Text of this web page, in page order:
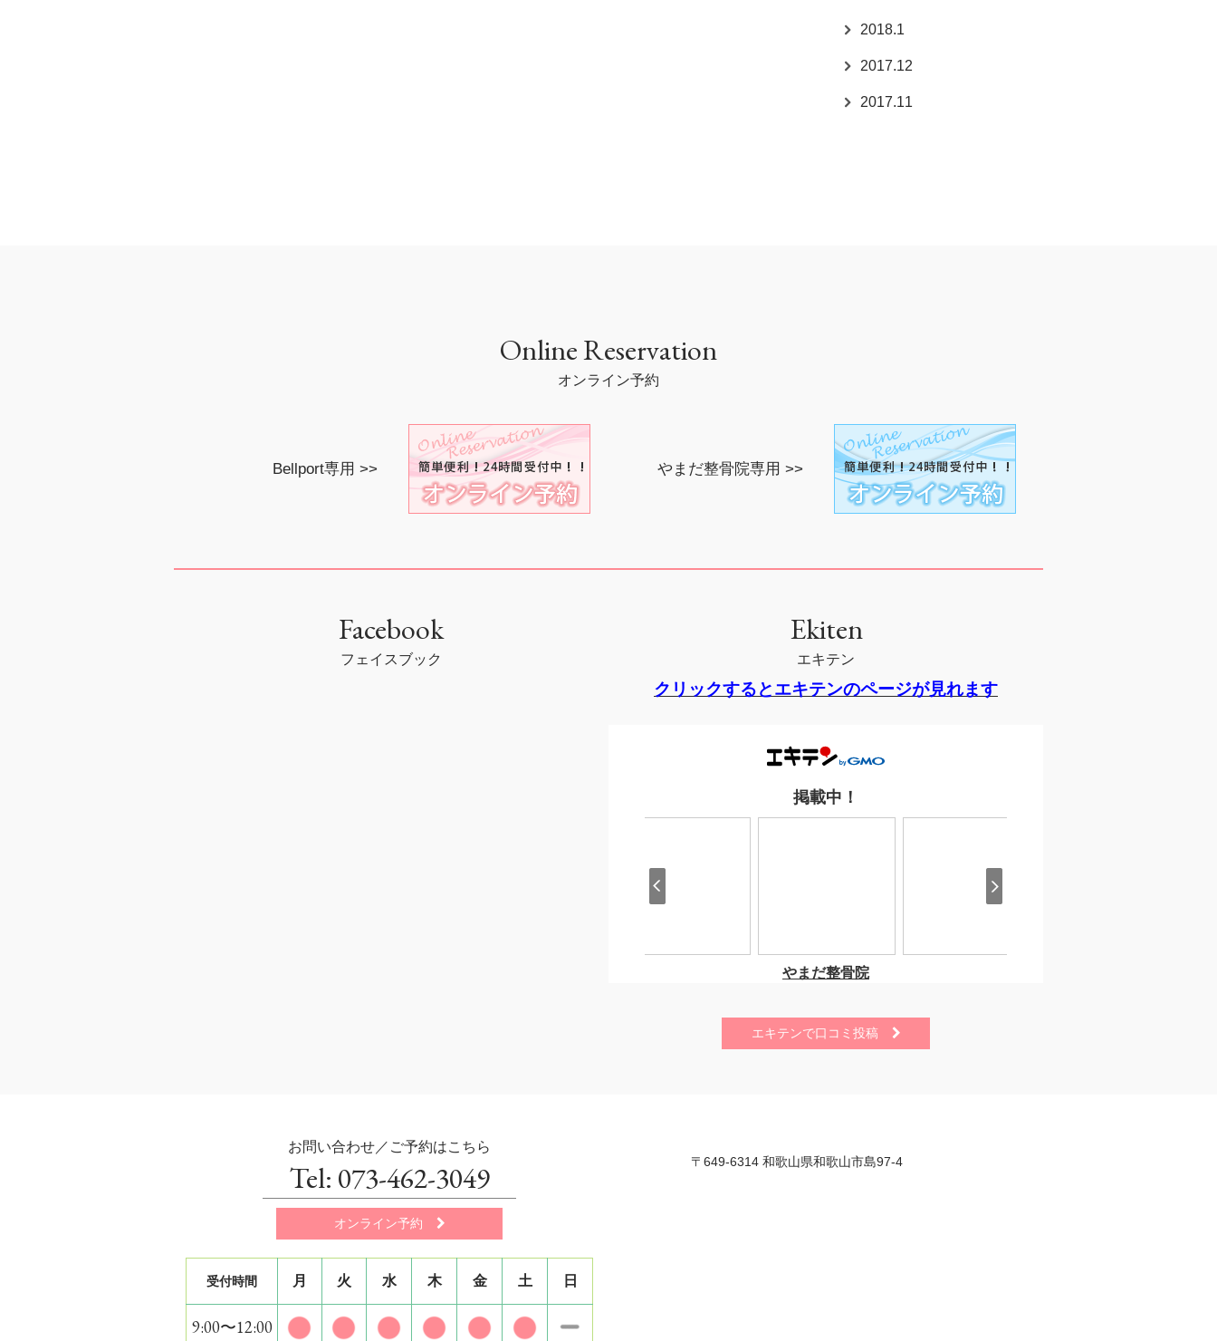
2018.1
2017.12
2017.11
Online Reservation
オンライン予約
Bellport専用 >> やまだ整骨院専用 >>
Facebook
フェイスブック
Ekiten
エキテン
クリックするとエキテンのページが見れます
エキテンで口コミ投稿 
お問い合わせ／ご予約はこちら
Tel: 073-462-3049
オンライン予約 
受付時間 月 火 水 木 金 土 日
9:00〜12:00
〒649-6314 和歌山県和歌山市島97-4